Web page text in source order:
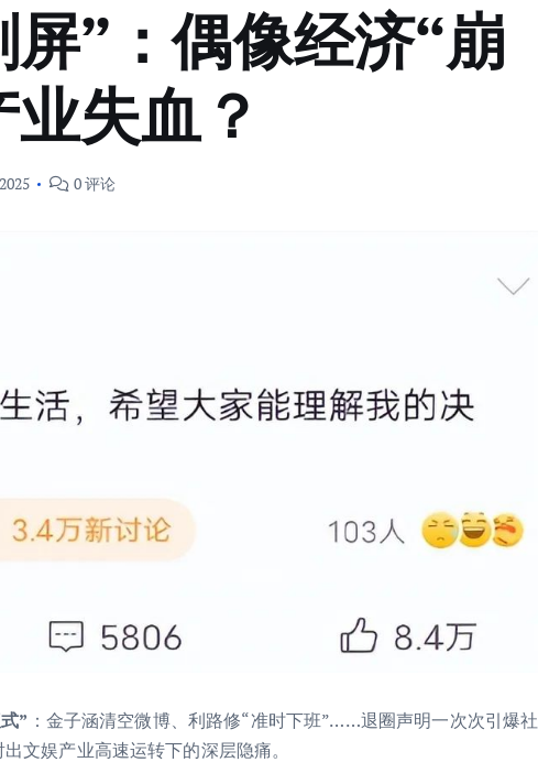
”：偶像经济“崩
失血？
0 评论
” ：金子涵清空微博、利路修“准时下班”……退圈声明一次次引爆社
文娱产业高速运转下的深层隐痛。